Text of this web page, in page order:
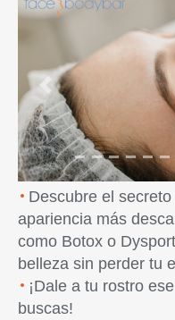
Previous
Descubre el
apariencia más
como Botox o
belleza sin perder tu
¡Dale a tu rostro
buscas!